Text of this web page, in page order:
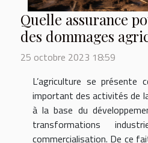
Quelle assurance
des dommages
25 octobre 2023 18:59
L’agriculture se présente
important des activités de
à la base du
transformations
commercialisation. De ce